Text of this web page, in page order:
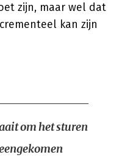
zijn, maar wel dat
kan zijn
om het sturen